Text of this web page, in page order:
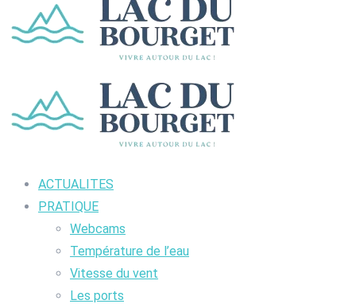
ACTUALITES
PRATIQUE
Webcams
Température de l’eau
Vitesse du vent
Les ports